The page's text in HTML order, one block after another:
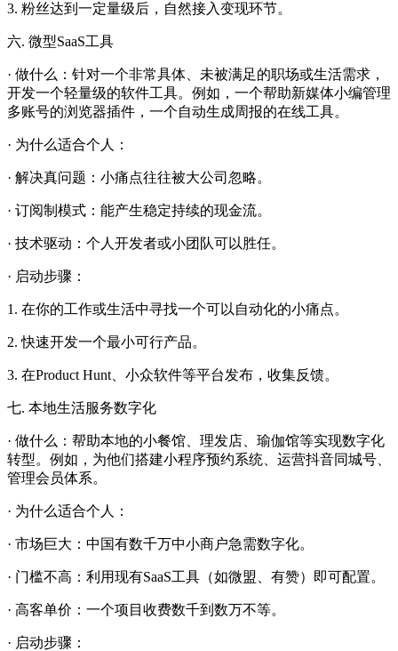
3. 粉丝达到一定量级后，自然接入变现环节。
六. 微型SaaS工具
· 做什么：针对一个非常具体、未被满足的职场或生活需求，
开发一个轻量级的软件工具。例如，一个帮助新媒体小编管理
多账号的浏览器插件，一个自动生成周报的在线工具。
· 为什么适合个人：
· 解决真问题：小痛点往往被大公司忽略。
· 订阅制模式：能产生稳定持续的现金流。
· 技术驱动：个人开发者或小团队可以胜任。
· 启动步骤：
1. 在你的工作或生活中寻找一个可以自动化的小痛点。
2. 快速开发一个最小可行产品。
3. 在Product Hunt、小众软件等平台发布，收集反馈。
七. 本地生活服务数字化
· 做什么：帮助本地的小餐馆、理发店、瑜伽馆等实现数字化
转型。例如，为他们搭建小程序预约系统、运营抖音同城号、
管理会员体系。
· 为什么适合个人：
· 市场巨大：中国有数千万中小商户急需数字化。
· 门槛不高：利用现有SaaS工具（如微盟、有赞）即可配置。
· 高客单价：一个项目收费数千到数万不等。
· 启动步骤：